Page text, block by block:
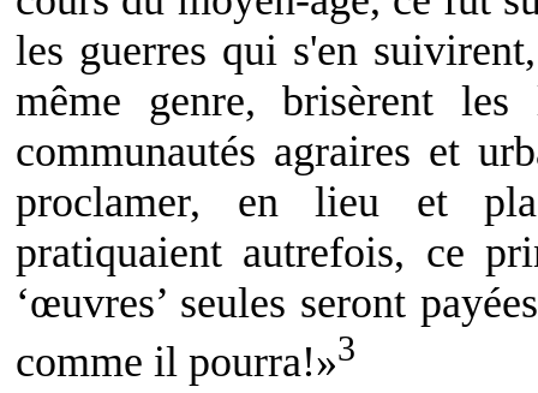
les guerres qui s'en
même genre, brisèrent
communautés agraires et
proclamer, en lieu et
pratiquaient autrefois, ce
‘œuvres’ seules seront
comme il pourra!»3